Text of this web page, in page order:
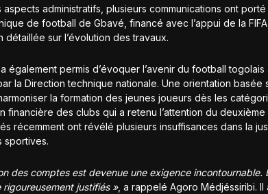
aspects administratifs, plusieurs communications ont
de football de Gbavé, financé avec l’appui de la
détaillée sur l’évolution des travaux.
également permis d’évoquer l’avenir du football
la Direction technique nationale. Une orientation basée
la formation des jeunes joueurs dès les
financière des clubs qui a retenu l’attention du
récemment ont révélé plusieurs insuffisances dans la
sportives.
des comptes est devenue une exigence incontournable.
justifiés », a rappelé Agoro Médjéssiribi.